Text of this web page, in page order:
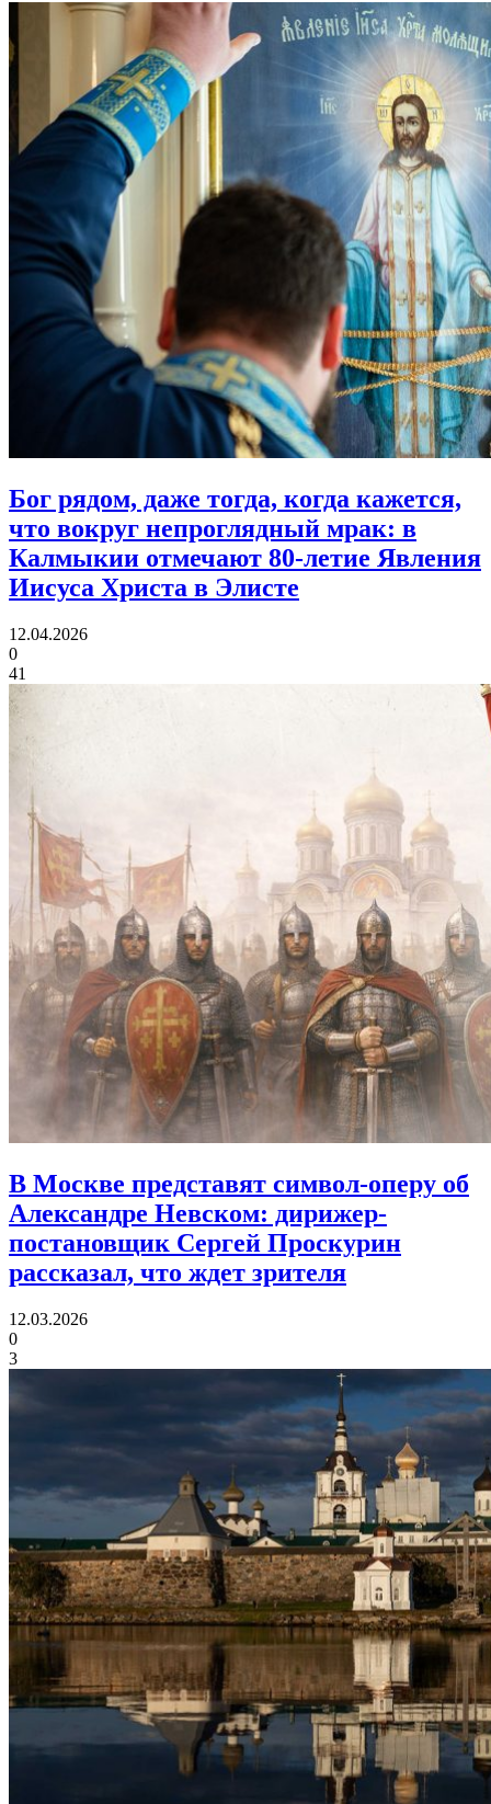
Бог рядом, даже тогда, когда кажется,
что вокруг непроглядный мрак: в
Калмыкии отмечают 80‑летие Явления
Иисуса Христа в Элисте
12.04.2026
0
41
В Москве представят символ-оперу об
Александре Невском: дирижер-
постановщик Сергей Проскурин
рассказал, что ждет зрителя
12.03.2026
0
3